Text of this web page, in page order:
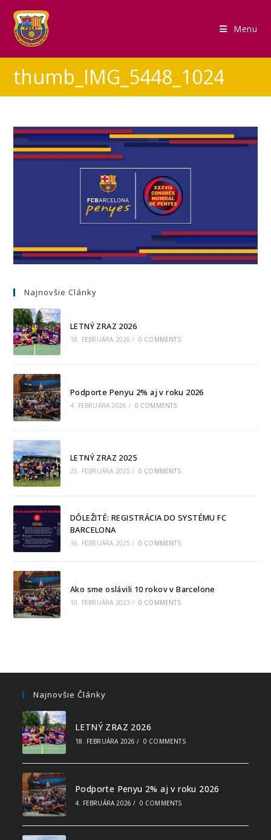
Menu
thumb_IMG_5448_1024
Najnovšie Clánky
LETNÝ ZRAZ 2026
18. FEBRUÁRA 2026 / 0 COMMENTS
Podporte Penyu 2% aj v roku 2026
4. FEBRUÁRA 2026 / 0 COMMENTS
LETNÝ ZRAZ 2025
25. FEBRUÁRA 2025 / 0 COMMENTS
DÔLEŽITÉ: REGISTRÁCIA DO SYSTÉMU FC
BARCELONA
16. FEBRUÁRA 2025 / 0 COMMENTS
Ako sme oslávili 10 rokov v Barcelone
10. FEBRUÁRA 2023 / 0 COMMENTS
Najnovšie Články
LETNÝ ZRAZ 2026
18. FEBRUÁRA 2026 / 0 COMMENTS
Podporte Penyu 2% aj v roku 2026
4. FEBRUÁRA 2026 / 0 COMMENTS